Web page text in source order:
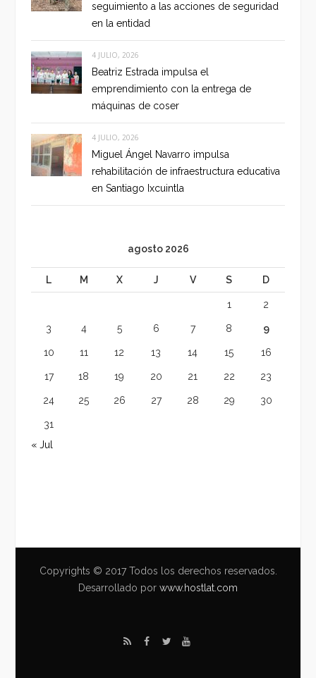
seguimiento a las acciones de seguridad
en la entidad
4 JULIO, 2026
Beatriz Estrada impulsa el
emprendimiento con la entrega de
máquinas de coser
4 JULIO, 2026
Miguel Ángel Navarro impulsa
rehabilitación de infraestructura educativa
en Santiago Ixcuintla
agosto 2026
L M X J V S D
1 2
3 4 5 6 7 8 9
10 11 12 13 14 15 16
17 18 19 20 21 22 23
24 25 26 27 28 29 30
31
« Jul
Copyrights © 2017 Todos los derechos reservados.
Desarrollado por www.hostlat.com
R
F
T
Y